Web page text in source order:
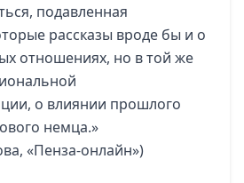
подавленная
рассказы вроде бы и о
отношениях, но в той же
о влиянии прошлого
немца.»
«Пенза-онлайн»)